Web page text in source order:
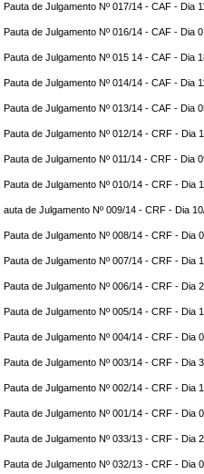
Pauta de Julgamento Nº 017/14 - CAF - Dia
Pauta de Julgamento Nº 016/14 - CAF - Dia
Pauta de Julgamento Nº 015 14 - CAF - Dia
Pauta de Julgamento Nº 014/14 - CAF - Dia
Pauta de Julgamento Nº 013/14 - CAF - Dia
Pauta de Julgamento Nº 012/14 - CRF - Dia
Pauta de Julgamento Nº 011/14 - CRF - Dia
Pauta de Julgamento Nº 010/14 - CRF - Dia
auta de Julgamento Nº 009/14 - CRF - Dia
Pauta de Julgamento Nº 008/14 - CRF - Dia
Pauta de Julgamento Nº 007/14 - CRF - Dia
Pauta de Julgamento Nº 006/14 - CRF - Dia
Pauta de Julgamento Nº 005/14 - CRF - Dia
Pauta de Julgamento Nº 004/14 - CRF - Dia
Pauta de Julgamento Nº 003/14 - CRF - Dia
Pauta de Julgamento Nº 002/14 - CRF - Dia
Pauta de Julgamento Nº 001/14 - CRF - Dia
Pauta de Julgamento Nº 033/13 - CRF - Dia
Pauta de Julgamento Nº 032/13 - CRF - Dia